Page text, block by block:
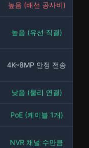
높음 (배선 공사비)
높음 (유선 직결)
4K~8MP 안정 전송
낮음 (물리 연결)
PoE (케이블 1개)
NVR 채널 수만큼